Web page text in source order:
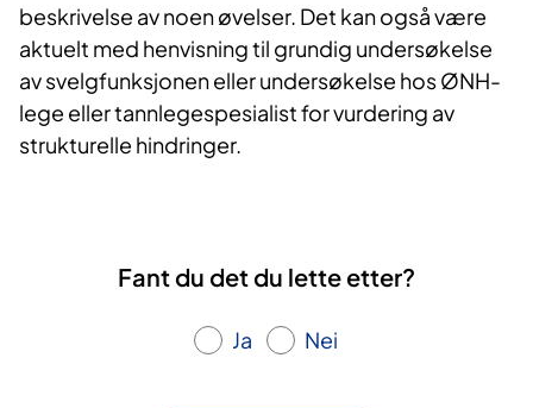
beskrivelse av noen øvelser. Det kan også være
aktuelt med henvisning til grundig undersøkelse
av svelgfunksjonen eller undersøkelse hos ØNH-
lege eller tannlegespesialist for vurdering av
strukturelle hindringer. ​
Fant du det du lette etter?
Ja Nei